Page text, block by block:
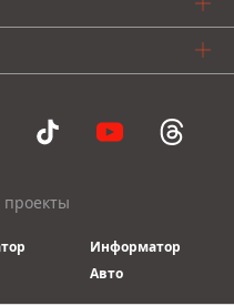
Информатор
Авто